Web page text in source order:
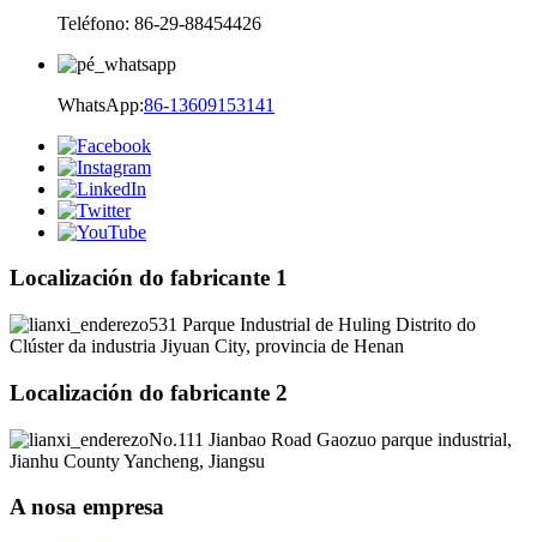
Teléfono: 86-29-88454426
WhatsApp:86-13609153141
Localización do fabricante 1
531 Parque Industrial de Huling Distrito do
Clúster da industria Jiyuan City, provincia de Henan
Localización do fabricante 2
No.111 Jianbao Road Gaozuo parque industrial,
Jianhu County Yancheng, Jiangsu
A nosa empresa